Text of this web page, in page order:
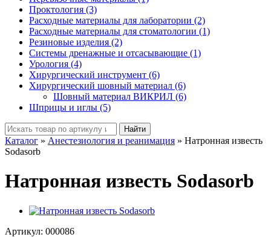
Проктология (3)
Расходные материалы для лаборатории (2)
Расходные материалы для стоматологии (1)
Резиновые изделия (2)
Системы дренажные и отсасывающие (1)
Урология (4)
Хирургический инструмент (6)
Хирургический шовный материал (6)
Шовный материал ВИКРИЛ (6)
Шприцы и иглы (5)
Найти
Каталог » Анестезиология и реанимация » Натронная известь
Sodasorb
Натронная известь Sodasorb
Артикул: 000086